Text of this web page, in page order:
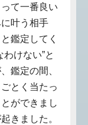
て一番良い
叶う相手
鑑定してく
けない”と
鑑定の間、
とく当たっ
ができまし
きました。